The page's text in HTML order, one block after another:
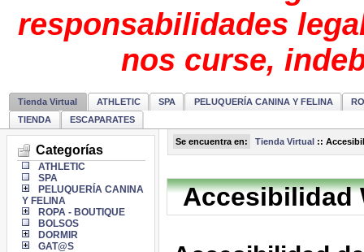
responsabilidades
nos curse,
Tienda Virtual ATHLETIC SPA PELUQUERÍA CANINA Y FELINA
TIENDA
ESCAPARATES
Categorías
ATHLETIC
SPA
PELUQUERÍA CANINA
Y FELINA
ROPA - BOUTIQUE
BOLSOS
DORMIR
GAT@S
Se encuentra en: Tienda Virtual ::
Accesibilidad